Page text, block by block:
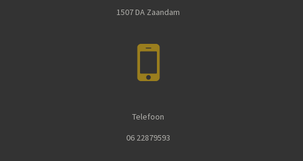
1507 DA Zaandam
Telefoon
06 22879593